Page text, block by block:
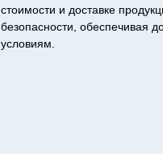
стоимости и доставке
безопасности, обеспечивая
условиям.